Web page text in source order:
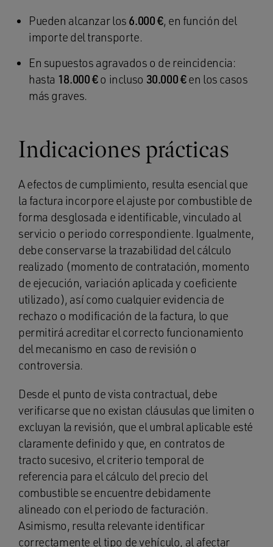
Pueden alcanzar los 6.000 €, en función del
importe del transporte.
En supuestos agravados o de reincidencia:
hasta 18.000 €o incluso 30.000 €en los casos
más graves.
Indicaciones prácticas
A efectos de cumplimiento, resulta esencial que
la factura incorpore el ajuste por combustible de
forma desglosada e identificable, vinculado al
servicio o periodo correspondiente. Igualmente,
debe conservarse la trazabilidad del cálculo
realizado (momento de contratación, momento
de ejecución, variación aplicada y coeficiente
utilizado), así como cualquier evidencia de
rechazo o modificación de la factura, lo que
permitirá acreditar el correcto funcionamiento
del mecanismo en caso de revisión o
controversia.
Desde el punto de vista contractual, debe
verificarse que no existan cláusulas que limiten o
excluyan la revisión, que el umbral aplicable esté
claramente definido y que, en contratos de
tracto sucesivo, el criterio temporal de
referencia para el cálculo del precio del
combustible se encuentre debidamente
alineado con el periodo de facturación.
Asimismo, resulta relevante identificar
correctamente el tipo de vehículo, al afectar